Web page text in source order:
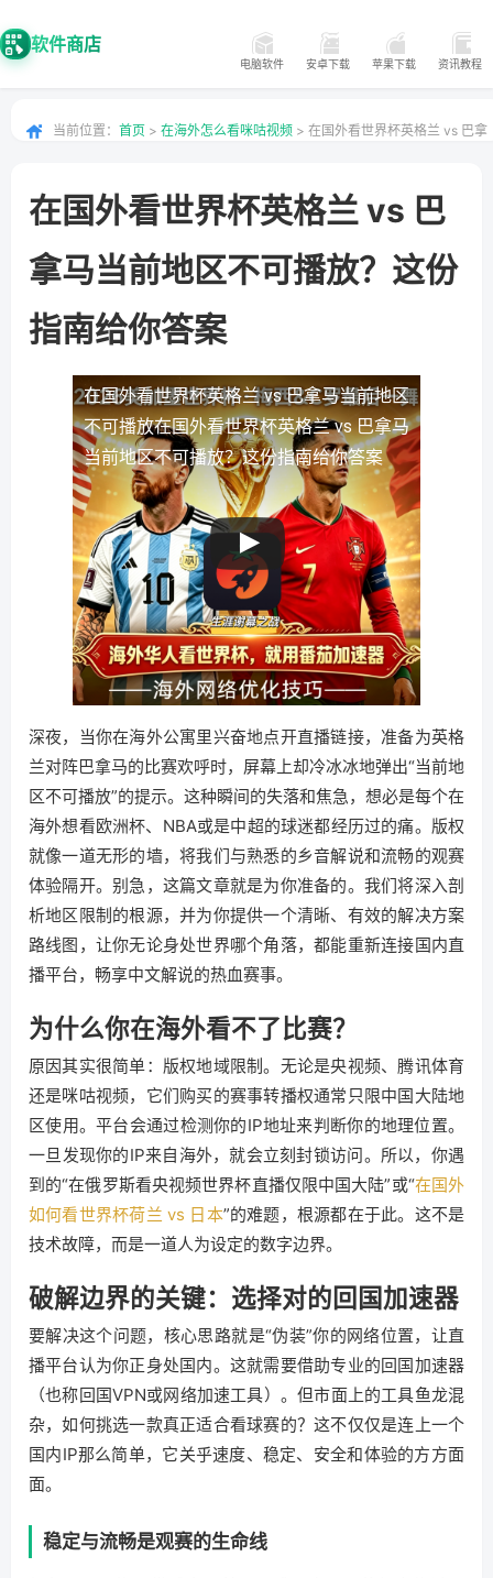
软件商店
电脑软件 安卓下载 苹果下载 资讯教程
当前位置： 首页 > 在海外怎么看咪咕视频 > 在国外看世界杯英格兰 vs 巴拿
在国外看世界杯英格兰 vs 巴
拿马当前地区不可播放？这份
指南给你答案
在国外看世界杯英格兰 vs 巴拿马当前地区
不可播放在国外看世界杯英格兰 vs 巴拿马
当前地区不可播放？这份指南给你答案
深夜，当你在海外公寓里兴奋地点开直播链接，准备为英格
兰对阵巴拿马的比赛欢呼时，屏幕上却冷冰冰地弹出“当前地
区不可播放”的提示。这种瞬间的失落和焦急，想必是每个在
海外想看欧洲杯、NBA或是中超的球迷都经历过的痛。版权
就像一道无形的墙，将我们与熟悉的乡音解说和流畅的观赛
体验隔开。别急，这篇文章就是为你准备的。我们将深入剖
析地区限制的根源，并为你提供一个清晰、有效的解决方案
路线图，让你无论身处世界哪个角落，都能重新连接国内直
播平台，畅享中文解说的热血赛事。
为什么你在海外看不了比赛？
原因其实很简单：版权地域限制。无论是央视频、腾讯体育
还是咪咕视频，它们购买的赛事转播权通常只限中国大陆地
区使用。平台会通过检测你的IP地址来判断你的地理位置。
一旦发现你的IP来自海外，就会立刻封锁访问。所以，你遇
到的“在俄罗斯看央视频世界杯直播仅限中国大陆”或“在国外
如何看世界杯荷兰 vs 日本”的难题，根源都在于此。这不是
技术故障，而是一道人为设定的数字边界。
破解边界的关键：选择对的回国加速器
要解决这个问题，核心思路就是“伪装”你的网络位置，让直
播平台认为你正身处国内。这就需要借助专业的回国加速器
（也称回国VPN或网络加速工具）。但市面上的工具鱼龙混
杂，如何挑选一款真正适合看球赛的？这不仅仅是连上一个
国内IP那么简单，它关乎速度、稳定、安全和体验的方方面
面。
稳定与流畅是观赛的生命线